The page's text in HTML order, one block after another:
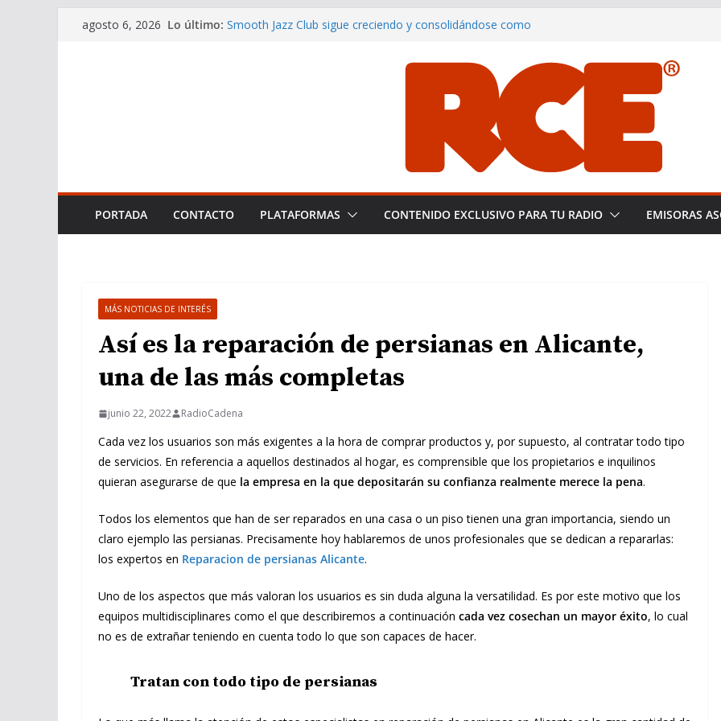
Saltaragosto 6, 2026 Lo último: Smooth Jazz Club sigue creciendo y consolidándose como
enfoque CSI para la prueba pericial
El Premio Zeffirelli reconoce a Plácido Domingo tras una
Smooth Jazz Club: Connecting the Global Smooth Jazz
Las 10 mejores playas nudistas de España: Libertad y
PORTADA CONTACTO PLATAFORMAS CONTENIDO EXCLUSIVO PARA TU RADIO EMISORAS
MÁS NOTICIAS DE INTERÉS
Así es la reparación de persianas en Alicante,
una de las más completas
junio 22, 2022 RadioCadena
Cada vez los usuarios son más exigentes a la hora de comprar productos y, por supuesto, al contratar todo tipo
de servicios. En referencia a aquellos destinados al hogar, es comprensible que los propietarios e inquilinos
quieran asegurarse de que la empresa en la que depositarán su confianza realmente merece la pena.
Todos los elementos que han de ser reparados en una casa o un piso tienen una gran importancia, siendo un
claro ejemplo las persianas. Precisamente hoy hablaremos de unos profesionales que se dedican a repararlas:
los expertos en Reparacion de persianas Alicante.
Uno de los aspectos que más valoran los usuarios es sin duda alguna la versatilidad. Es por este motivo que los
equipos multidisciplinares como el que describiremos a continuación cada vez cosechan un mayor éxito, lo cual
no es de extrañar teniendo en cuenta todo lo que son capaces de hacer.
Tratan con todo tipo de persianas